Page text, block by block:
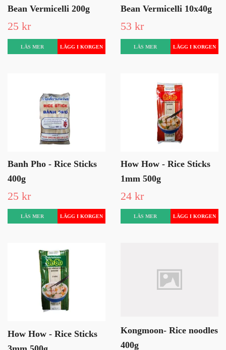
Bean Vermicelli 200g
25 kr
LÄS MER
Bean Vermicelli 10x40g
53 kr
LÄS MER
Banh Pho - Rice Sticks
400g
25 kr
LÄS MER
How How - Rice Sticks
1mm 500g
24 kr
LÄS MER
How How - Rice Sticks
Kongmoon- Rice noodles
400g